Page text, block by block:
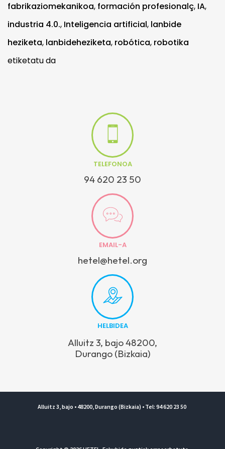
fabrikaziomekanikoa, formación profesionalç, IA,
industria 4.0., Inteligencia artificial, lanbide
heziketa, lanbideheziketa, robótica, robotika
etiketatu da
TELEFONOA
94 620 23 50
EMAIL-A
hetel@hetel.org
HELBIDEA
Alluitz 3, bajo 48200,
Durango (Bizkaia)
Alluitz 3, bajo • 48200, Durango (Bizkaia) • Tel: 94 620 23 50